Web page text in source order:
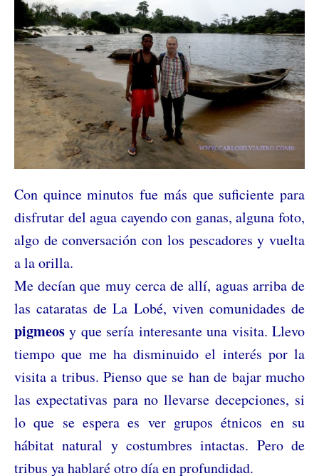
Con quince minutos fue más que suficiente para
disfrutar del agua cayendo con ganas, alguna foto,
algo de conversación con los pescadores y vuelta
a la orilla.
Me decían que muy cerca de allí, aguas arriba de
las cataratas de La Lobé, viven comunidades de
pigmeos y que sería interesante una visita. Llevo
tiempo que me ha disminuido el interés por la
visita a tribus. Pienso que se han de bajar mucho
las expectativas para no llevarse decepciones, si
lo que se espera es ver grupos étnicos en su
hábitat natural y costumbres intactas. Pero de
tribus ya hablaré otro día en profundidad.